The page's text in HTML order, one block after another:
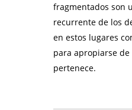
fragmentados son
recurrente de los
en estos lugares
para apropiarse
pertenece.